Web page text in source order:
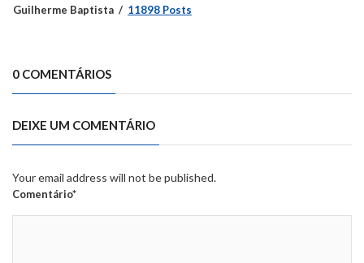
Guilherme Baptista 11898 Posts
0 COMENTÁRIOS
DEIXE UM COMENTÁRIO
Your email address will not be published.
Comentário*